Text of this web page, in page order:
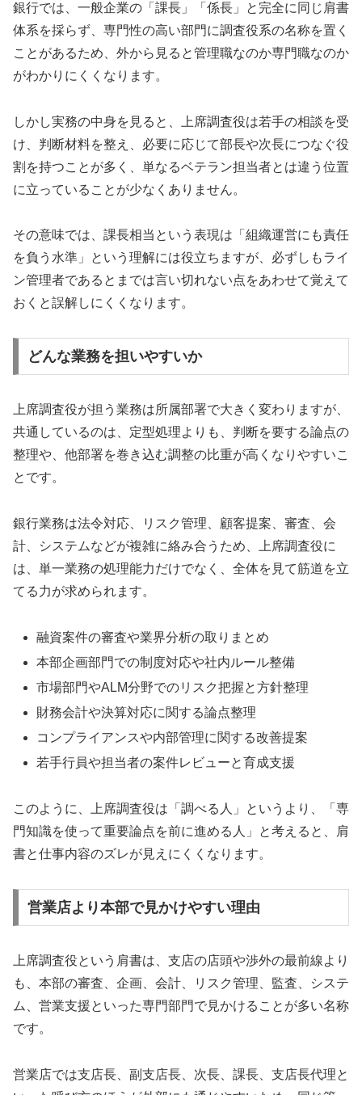
銀行では、一般企業の「課長」「係長」と完全に同じ肩書
体系を採らず、専門性の高い部門に調査役系の名称を置く
ことがあるため、外から見ると管理職なのか専門職なのか
がわかりにくくなります。
しかし実務の中身を見ると、上席調査役は若手の相談を受
け、判断材料を整え、必要に応じて部長や次長につなぐ役
割を持つことが多く、単なるベテラン担当者とは違う位置
に立っていることが少なくありません。
その意味では、課長相当という表現は「組織運営にも責任
を負う水準」という理解には役立ちますが、必ずしもライ
ン管理者であるとまでは言い切れない点をあわせて覚えて
おくと誤解しにくくなります。
どんな業務を担いやすいか
上席調査役が担う業務は所属部署で大きく変わりますが、
共通しているのは、定型処理よりも、判断を要する論点の
整理や、他部署を巻き込む調整の比重が高くなりやすいこ
とです。
銀行業務は法令対応、リスク管理、顧客提案、審査、会
計、システムなどが複雑に絡み合うため、上席調査役に
は、単一業務の処理能力だけでなく、全体を見て筋道を立
てる力が求められます。
融資案件の審査や業界分析の取りまとめ
本部企画部門での制度対応や社内ルール整備
市場部門やALM分野でのリスク把握と方針整理
財務会計や決算対応に関する論点整理
コンプライアンスや内部管理に関する改善提案
若手行員や担当者の案件レビューと育成支援
このように、上席調査役は「調べる人」というより、「専
門知識を使って重要論点を前に進める人」と考えると、肩
書と仕事内容のズレが見えにくくなります。
営業店より本部で見かけやすい理由
上席調査役という肩書は、支店の店頭や渉外の最前線より
も、本部の審査、企画、会計、リスク管理、監査、システ
ム、営業支援といった専門部門で見かけることが多い名称
です。
営業店では支店長、副支店長、次長、課長、支店長代理と